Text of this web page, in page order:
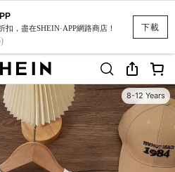
下載
，盡在SHEIN·APP網路商店！
8-12 Years